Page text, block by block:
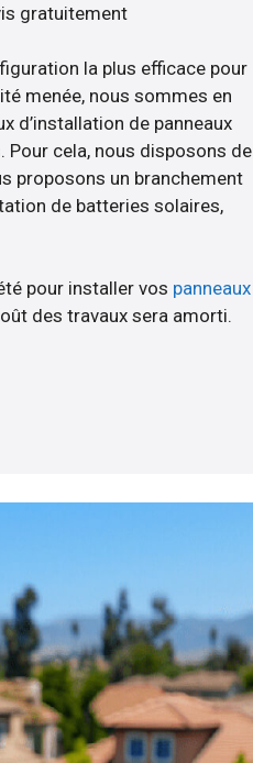
gratuitement
la plus efficace pour
menée, nous sommes en
d’installation de panneaux
cela, nous disposons de
proposons un branchement
de batteries solaires,
pour installer vos panneaux
des travaux sera amorti.